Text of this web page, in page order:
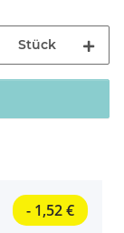
Stück
- 1,52 €